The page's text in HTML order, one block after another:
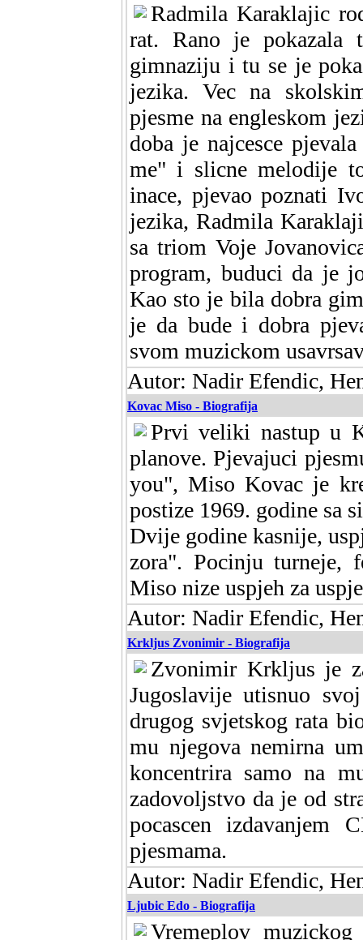
Radmila Karaklajic
rat. Rano je pokazala
gimnaziju i tu se je
jezika. Vec na
pjesme na engleskom
doba je najcesce
me" i slicne melodije
inace, pjevao poznati
jezika, Radmila
sa triom Voje
program, buduci da je
Kao sto je bila dobra
je da bude i dobra
svom muzickom
Autor: Nadir Efendic,
Kovac Miso - Biografija
Prvi veliki nastup u
planove. Pjevajuci
you", Miso Kovac je
postize 1969. godine sa
Dvije godine kasnije,
zora". Pocinju turneje,
Miso nize uspjeh za
Autor: Nadir Efendic,
Krkljus Zvonimir - Biografija
Zvonimir Krkljus je
Jugoslavije utisnuo
drugog svjetskog rata
mu njegova nemirna
koncentrira samo na
zadovoljstvo da je od
pocascen izdavanjem
pjesmama.
Autor: Nadir Efendic,
Ljubic Edo - Biografija
Vremeplov